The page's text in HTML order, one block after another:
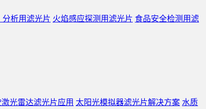
分析用滤光片 火焰感应探测用滤光片 食品安全检测用滤
光雷达滤光片应用 太阳光模拟器滤光片解决方案 水质